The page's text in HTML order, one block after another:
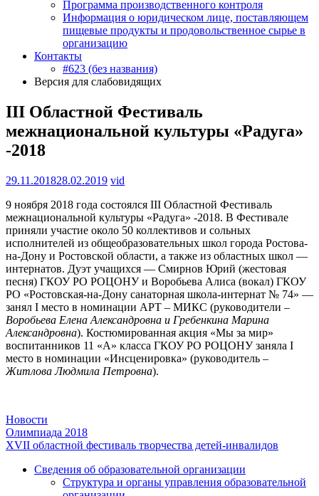
Программа производственного контроля
Информация о юридическом лице, поставляющем
пищевые продукты и продовольственное сырье в
организацию
Контакты
#623 (без названия)
Версия для слабовидящих
III Областной Фестиваль
межнациональной культуры «Радуга»
-2018
29.11.201828.02.2019 vid
9 ноября 2018 года состоялся III Областной Фестиваль
межнациональной культуры «Радуга» -2018. В Фестивале
приняли участие около 50 коллективов и сольных
исполнителей из общеобразовательных школ города Ростова-
на-Дону и Ростовской области, а также из областных школ —
интернатов. Дуэт учащихся — Смирнов Юрий (жестовая
песня) ГКОУ РО РОЦОНУ и Воробьева Алиса (вокал) ГКОУ
РО «Ростовская-на-Дону санаторная школа-интернат № 74» —
занял I место в номинации АРТ – МИКС (руководители –
Воробьева Елена Александровна и Гребенкина Марина
Александровна). Костюмированная акция «Мы за мир»
воспитанников 11 «А» класса ГКОУ РО РОЦОНУ заняла I
место в номинации «Инсценировка» (руководитель –
Житлова Людмила Петровна).
Новости
Навигация
по
записям
Олимпиада 2018
XVII областной фестиваль творчества детей-инвалидов
Сведения об образовательной организации
Структура и органы управления образовательной